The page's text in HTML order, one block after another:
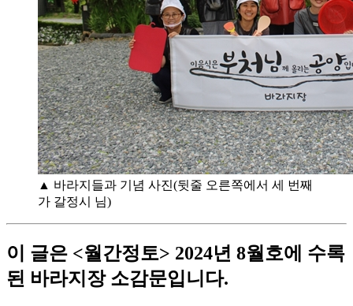
▲ 바라지들과 기념 사진(뒷줄 오른쪽에서 세 번째
가 갈정시 님)
이 글은 <월간정토> 2024년 8월호에 수록
된 바라지장 소감문입니다.